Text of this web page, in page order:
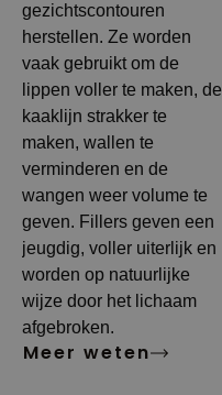
gezichtscontouren
herstellen. Ze worden
vaak gebruikt om de
lippen voller te maken, de
kaaklijn strakker te
maken, wallen te
verminderen en de
wangen weer volume te
geven. Fillers geven een
jeugdig, voller uiterlijk en
worden op natuurlijke
wijze door het lichaam
afgebroken.
Meer weten